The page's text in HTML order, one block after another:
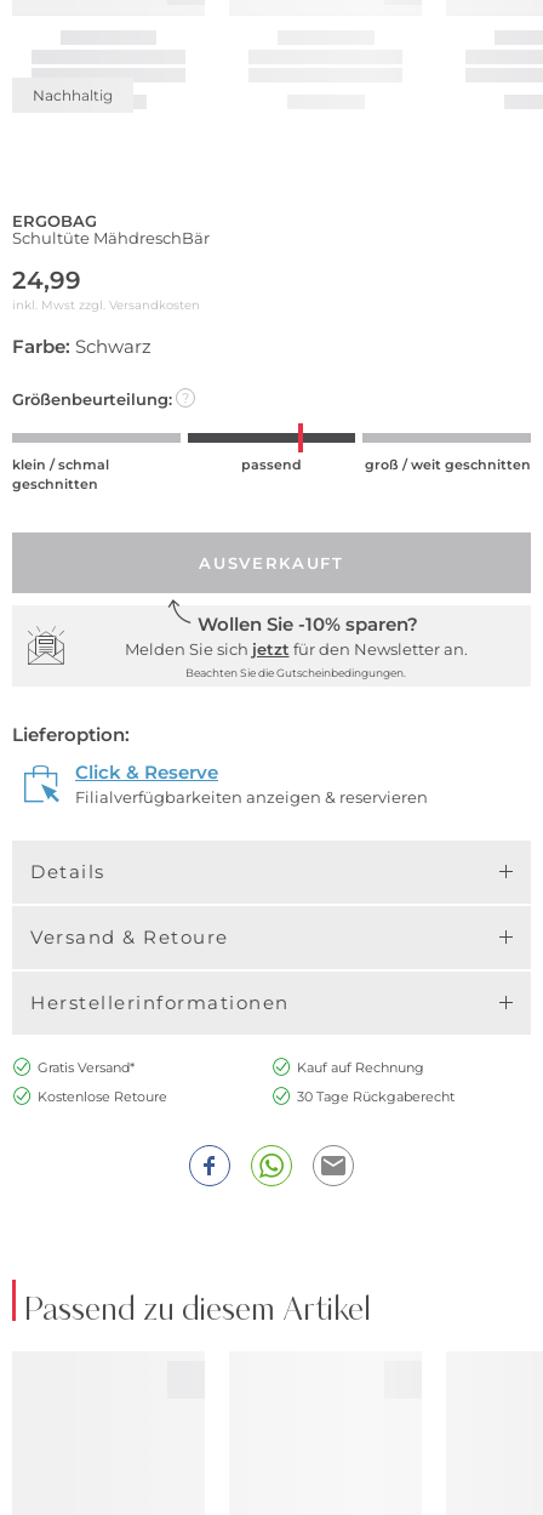
Nachhaltig
ERGOBAG
Schultüte MähdreschBär
24,99
inkl. Mwst zzgl. Versandkosten
Farbe: Schwarz
Größenbeurteilung: ?
klein / schmal
geschnitten
passend groß / weit geschnitten
AUSVERKAUFT
Wollen Sie -10% sparen?
Melden Sie sich jetzt für den Newsletter an.
Beachten Sie die Gutscheinbedingungen.
Lieferoption:
Click & Reserve
Filialverfügbarkeiten anzeigen & reservieren
Details
Versand & Retoure
Herstellerinformationen
Gratis Versand*
Kauf auf Rechnung
Kostenlose Retoure
30 Tage Rückgaberecht
Passend zu diesem Artikel